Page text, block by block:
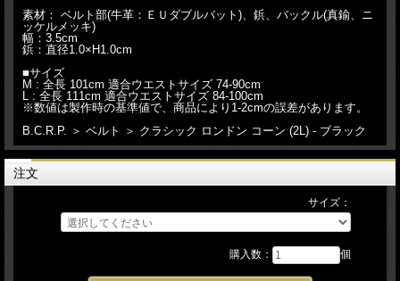
素材： ベルト部(牛革：ＥＵダブルバット)、鋲、バックル(真鍮、ニ
ッケルメッキ)
幅：3.5cm
鋲：直径1.0×H1.0cm
■サイズ
M : 全長 101cm 適合ウエストサイズ 74-90cm
L : 全長 111cm 適合ウエストサイズ 84-100cm
※数値は製作時の基準値で、商品により1-2cmの誤差があります。
B.C.R.P. ＞ ベルト ＞ クラシック ロンドン コーン (2L) - ブラック
注文
サイズ：
購入数： 個